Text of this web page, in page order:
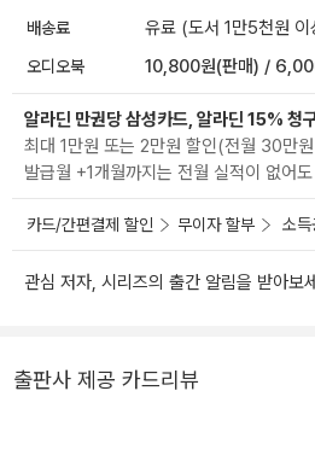
배송료 유료 (도서 1만5천원 이
오디오북 10,800원(판매) /
알라딘 만권당 삼성카드, 알라딘 15% 청
최대 1만원 또는 2만원 할인(전월 30만
발급월 +1개월까지는 전월 실적이 없어
카드/간편결제 할인 무이자 할부 소
관심 저자, 시리즈의 출간 알림을 받아보
출판사 제공 카드리뷰